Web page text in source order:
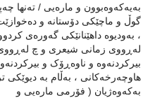
بەیەکەوەبوون و مارەیی / تەنها
گوڵ و ماچێکی دۆستانە و
، بەودیوە داهێنانێکی گەورەی
لەڕووی زمانی شیعری و چ
بیرکردنەوە و ناوەڕۆک و
هاوچەرخەکانی ، بەڵام بە دیوێکی
بەکەوەژیان ( فۆرمی مارەیی و